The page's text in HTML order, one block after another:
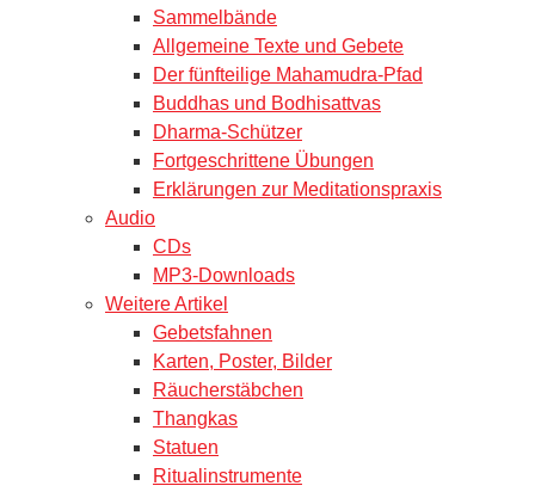
Sammelbände
Allgemeine Texte und Gebete
Der fünfteilige Mahamudra-Pfad
Buddhas und Bodhisattvas
Dharma-Schützer
Fortgeschrittene Übungen
Erklärungen zur Meditationspraxis
Audio
CDs
MP3-Downloads
Weitere Artikel
Gebetsfahnen
Karten, Poster, Bilder
Räucherstäbchen
Thangkas
Statuen
Ritualinstrumente